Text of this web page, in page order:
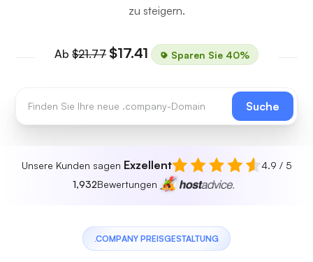
zu steigern.
Ab $21.77 $17.41 Sparen Sie 40%
Suche
Unsere Kunden sagen Exzellent
4.9 / 5
1,932Bewertungen
.COMPANY PREISGESTALTUNG